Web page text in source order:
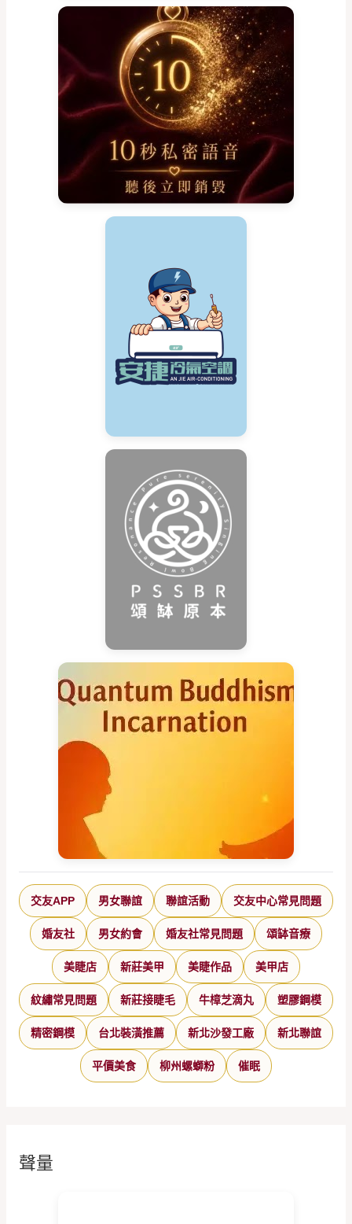
交友APP 男女聯誼 聯誼活動 交友中心常見問題
婚友社 男女約會 婚友社常見問題 頌缽音療
美睫店 新莊美甲 美睫作品 美甲店
紋繡常見問題 新莊接睫毛 牛樟芝滴丸 塑膠鋼模
精密鋼模 台北裝潢推薦 新北沙發工廠 新北聯誼
平價美食 柳州螺螄粉 催眠
聲量